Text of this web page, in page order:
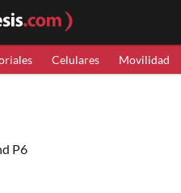
Celulares Movilidad